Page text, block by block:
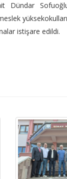
istişare edildi.